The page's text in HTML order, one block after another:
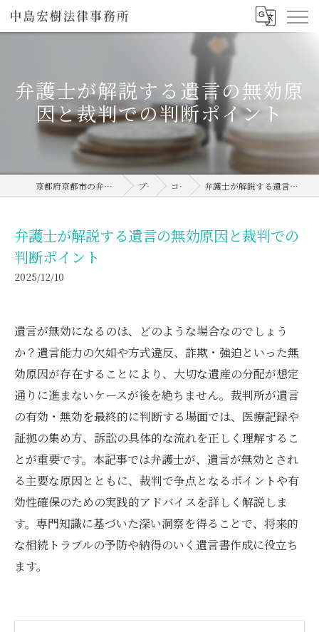
弁護士が解説する遺言の無効原
因と裁判での判断ポイント
京都府京都市の弁護士なら中島宏樹法律事務所 ブログ コラム 弁護士が解説する遺言の無効原因と裁判での判断ポイント
弁護士が解説する遺言の無効原因と裁判での
判断ポイント
2025/12/10
遺言が無効になるのは、どのような場合なのでしょう
か？遺言能力の欠如や方式違反、詐欺・強迫といった無
効原因が存在することにより、大切な遺産の分配が想定
通りに進まないケースが後を絶ちません。裁判所が遺言
の有効・無効を最終的に判断する場面では、医療記録や
証拠の集め方、訴訟の具体的な流れを正しく理解するこ
とが重要です。本記事では弁護士が、遺言が無効とされ
る主要な原因とともに、裁判で争点となるポイントや有
効性確保のための実践的アドバイスを詳しく解説しま
す。専門知識に基づいた深い洞察を得ることで、将来的
な相続トラブルの予防や納得のいく遺言書作成に役立ち
ます。